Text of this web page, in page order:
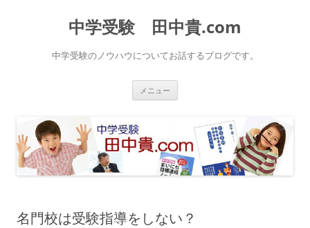
中学受験 田中貴.com
中学受験のノウハウについてお話するブログです。
メニュー
ス
キ
ッ
プ
名門校は受験指導をしない？